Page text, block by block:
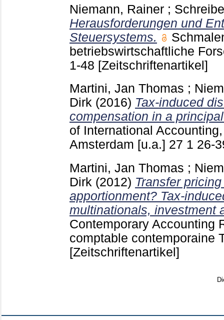
Niemann, Rainer ;
Herausforderungen und
Steuersystems.
betriebswirtschaftliche
1-48 [Zeitschriftenartikel]
Martini, Jan Thomas ;
Dirk (2016) Tax-induced
compensation in a
of International
Amsterdam [u.a.] 27 1 26-
Martini, Jan Thomas ;
Dirk (2012) Transfer
apportionment? Tax-
multinationals, investment
Contemporary Accounting
comptable contemporaine
[Zeitschriftenartikel]